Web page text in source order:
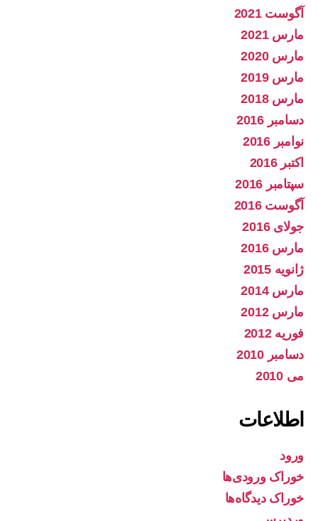
آگوست 2021
مارس 2021
مارس 2020
مارس 2019
مارس 2018
دسامبر 2016
نوامبر 2016
اکتبر 2016
سپتامبر 2016
آگوست 2016
جولای 2016
مارس 2016
ژانویه 2015
مارس 2014
مارس 2012
فوریه 2012
دسامبر 2010
می 2010
اطلاعات
ورود
خوراک ورودی‌ها
خوراک دیدگاه‌ها